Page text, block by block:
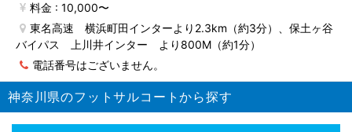
料金 : 10,000〜
東名高速 横浜町田インターより2.3km（約3分）、保土ヶ谷
バイパス 上川井インター より800M（約1分）
電話番号はございません。
神奈川県のフットサルコートから探す